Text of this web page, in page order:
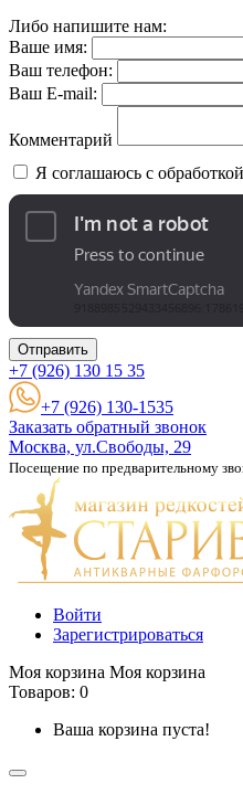
Либо напишите нам:
Ваше имя:
Ваш телефон:
Ваш E-mail:
Комментарий
Я соглашаюсь с обработкой
Отправить
+7 (926) 130 15 35
+7 (926) 130-1535
Заказать обратный звонок
Москва, ул.Свободы, 29
Посещение по предварительному
Войти
Зарегистрироваться
Моя корзина Моя корзина
Товаров: 0
Ваша корзина пуста!